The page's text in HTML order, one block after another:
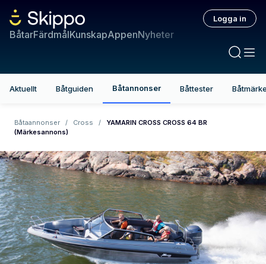
BåtarFärdmålKunskapAppenNyheter
Logga in
Aktuellt Båtguiden Båtannonser Båttester
Båtaannonser / Cross /
YAMARIN CROSS CROSS 64 BR
(Märkesannons)